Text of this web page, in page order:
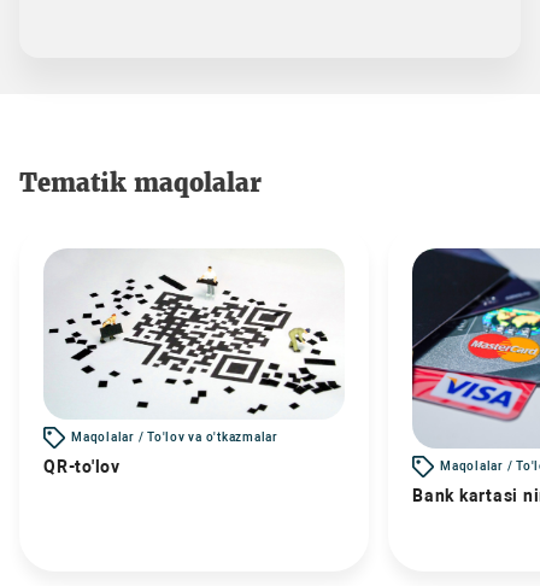
Tematik maqolalar
Maqolalar / To'lov va o'tkazmalar
QR-to'lov Maqolalar /
Bank kartasi